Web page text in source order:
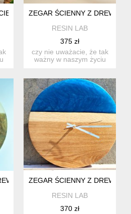
Z DREWNA I ŻYWICY W
ZEGAR ŚCIENNY Z DREWNA
RESIN LAB
375 zł
czy nie uważacie, że tak
ważny w naszym życiu
OLIWKOWEGO I ŻYWICY
ZEGAR ŚCIENNY Z DREWNA
RESIN LAB
370 zł